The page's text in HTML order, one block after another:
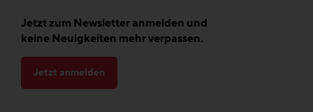
Jetzt zum Newsletter anmelden und
keine Neuigkeiten mehr verpassen.
Jetzt anmelden